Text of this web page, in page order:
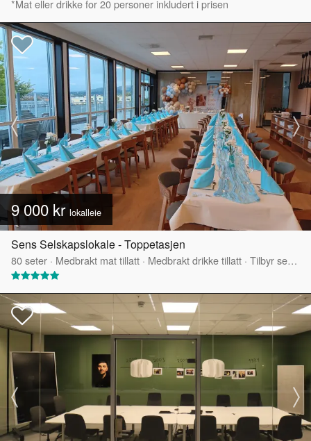
*Mat eller drikke for 20 personer inkludert i prisen
9 000 kr lokalleie
Sens Selskapslokale - Toppetasjen
80seter · Medbrakt mat tillatt · Medbrakt drikke tillatt · Tilbyr servering